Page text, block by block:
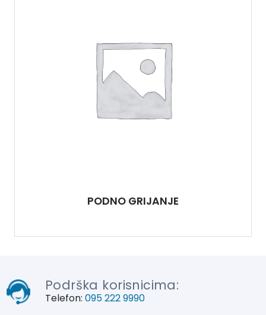
PODNO GRIJANJE
Podrška korisnicima:
Telefon: 095 222 9990